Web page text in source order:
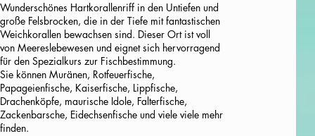
Wunderschönes Hartkorallenriff in den Untiefen und
große Felsbrocken, die in der Tiefe mit fantastischen
Weichkorallen bewachsen sind. Dieser Ort ist voll
von Meereslebewesen und eignet sich hervorragend
für den Spezialkurs zur Fischbestimmung.
Sie können Muränen, Rotfeuerfische,
Papageienfische, Kaiserfische, Lippfische,
Drachenköpfe, maurische Idole, Falterfische,
Zackenbarsche, Eidechsenfische und viele viele mehr
finden.